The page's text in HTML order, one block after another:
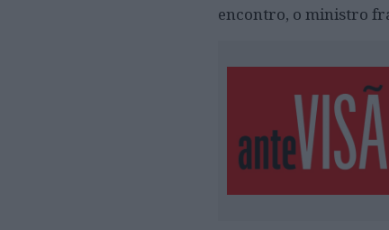
encontro, o ministro